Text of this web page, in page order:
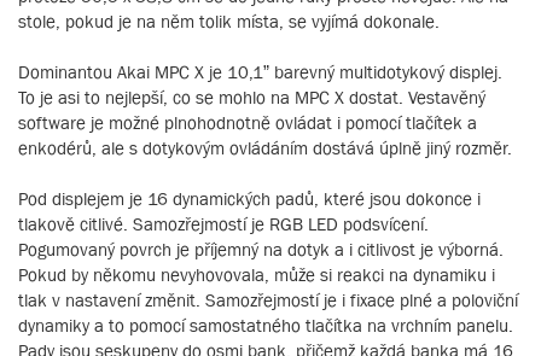
stole, pokud je na něm tolik místa, se vyjímá dokonale.
Dominantou Akai MPC X je 10,1” barevný multidotykový displej.
To je asi to nejlepší, co se mohlo na MPC X dostat. Vestavěný
software je možné plnohodnotně ovládat i pomocí tlačítek a
enkodérů, ale s dotykovým ovládáním dostává úplně jiný rozměr.
Pod displejem je 16 dynamických padů, které jsou dokonce i
tlakově citlivé. Samozřejmostí je RGB LED podsvícení.
Pogumovaný povrch je příjemný na dotyk a i citlivost je výborná.
Pokud by někomu nevyhovovala, může si reakci na dynamiku i
tlak v nastavení změnit. Samozřejmostí je i fixace plné a poloviční
dynamiky a to pomocí samostatného tlačítka na vrchním panelu.
Pady jsou seskupeny do osmi bank, přičemž každá banka má 16